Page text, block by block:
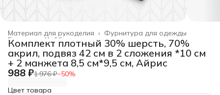
Фурнитура для одежды
Материал для рукоделия ›
Хобби и творчество ›
Главная
Комплект плотный 30% шерсть, 70%
акрил, подвяз 42 см в 2 сложения *10 см
+ 2 манжета 8,5 см*9,5 см, Айрис
988 ₽1 976 ₽−50%
Цвет товара